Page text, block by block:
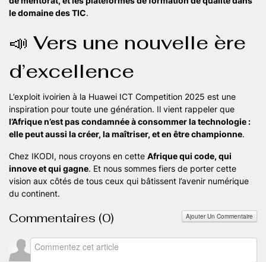
le domaine des TIC.
📣 Vers une nouvelle ère
d’excellence
L’exploit ivoirien à la Huawei ICT Competition 2025 est une
inspiration pour toute une génération. Il vient rappeler que
l’Afrique n’est pas condamnée à consommer la technologie :
elle peut aussi la créer, la maîtriser, et en être championne.
Chez IKODI, nous croyons en cette Afrique qui code, qui
innove et qui gagne. Et nous sommes fiers de porter cette
vision aux côtés de tous ceux qui bâtissent l’avenir numérique
du continent.
Commentaires (0) Ajouter Un Commentaire